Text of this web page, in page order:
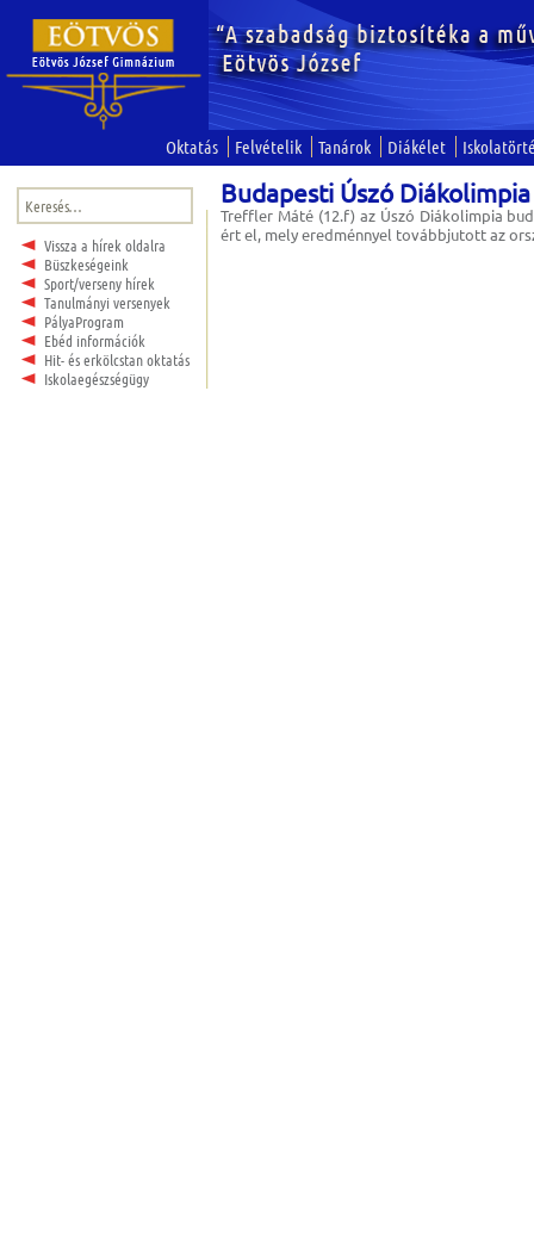
Oktatás Felvételik Tanárok Diákélet
Keresés:
Vissza a hírek oldalra
Büszkeségeink
Sport/verseny hírek
Tanulmányi versenyek
PályaProgram
Ebéd információk
Hit- és erkölcstan oktatás
Iskolaegészségügy
Budapesti Úszó Diákolimpia
Treffler Máté (12.f) az Úszó Diákolimpia
ért el, mely eredménnyel továbbjutott az